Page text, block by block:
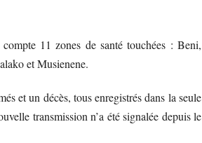
11 zones de santé touchées : Beni,
et Musienene.
et un décès, tous enregistrés dans la seule
transmission n’a été signalée depuis le